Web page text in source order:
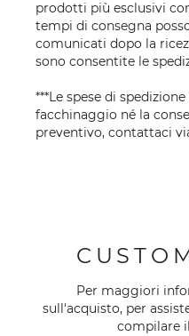
prodotti più esclusivi
tempi di consegna
comunicati dopo la
sono consentite le
***Le spese di
facchinaggio né la
preventivo, contattaci
Per maggiori
sull'acquisto, per
compilare